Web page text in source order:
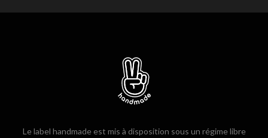
Le label handmade est mis à disposition sous un régime libre